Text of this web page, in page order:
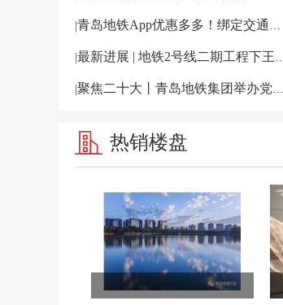
青岛地铁App优惠多多！绑定交通银行数字人
最新进展 | 地铁2号线二期工程下王埠站站前
聚焦二十大丨青岛地铁集团举办党的二十大精
热销楼盘